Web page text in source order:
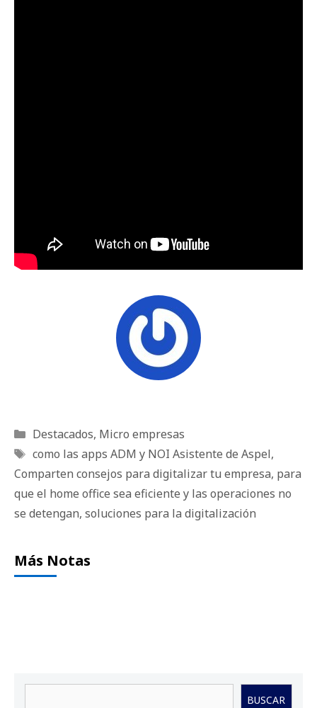
Categorías
Destacados, Micro empresas
Etiquetas
como las apps ADM y NOI Asistente de Aspel,
Comparten consejos para digitalizar tu empresa, para
que el home office sea eficiente y las operaciones no
se detengan, soluciones para la digitalización
Más Notas
BUSCAR